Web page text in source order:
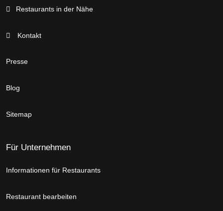
Restaurants in der Nähe
Kontakt
Presse
Blog
Sitemap
Für Unternehmen
Informationen für Restaurants
Restaurant bearbeiten